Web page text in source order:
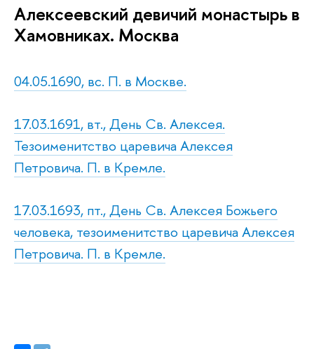
Алексеевский девичий монастырь в
Хамовниках. Москва
04.05.1690, вс. П. в Москве.
17.03.1691, вт., День Св. Алексея.
Тезоименитство царевича Алексея
Петровича. П. в Кремле.
17.03.1693, пт., День Св. Алексея Божьего
человека, тезоименитство царевича Алексея
Петровича. П. в Кремле.